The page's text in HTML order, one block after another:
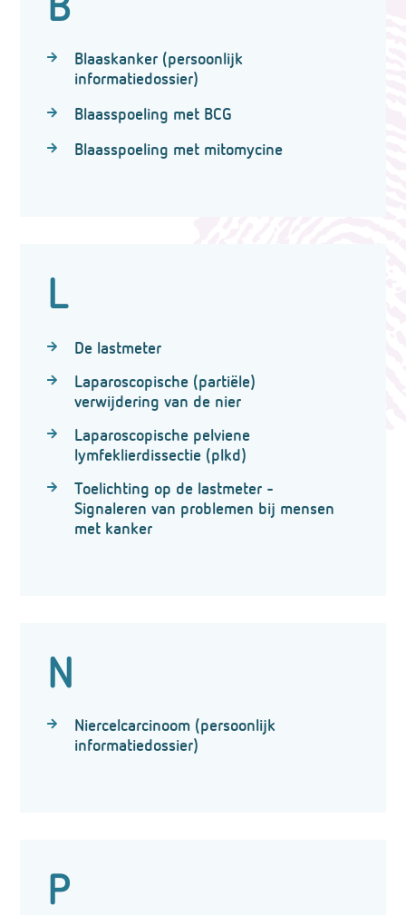
B
Blaaskanker (persoonlijk
informatiedossier)
Blaasspoeling met BCG
Blaasspoeling met mitomycine
L
De lastmeter
Laparoscopische (partiële)
verwijdering van de nier
Laparoscopische pelviene
lymfeklierdissectie (plkd)
Toelichting op de lastmeter -
Signaleren van problemen bij mensen
met kanker
N
Niercelcarcinoom (persoonlijk
informatiedossier)
P